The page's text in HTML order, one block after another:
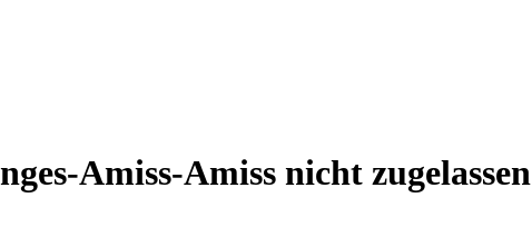
Amiss-Amiss nicht zugelassen